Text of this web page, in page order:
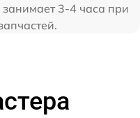
3-4 часа при